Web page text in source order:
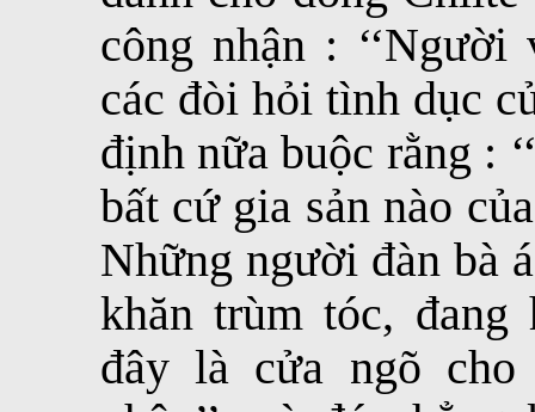
công nhận :
các đòi hỏi tình dục
định nữa buộc rằng :
bất cứ gia sản nào
Những người đàn bà
khăn trùm tóc, đang
đây là cửa ngõ cho